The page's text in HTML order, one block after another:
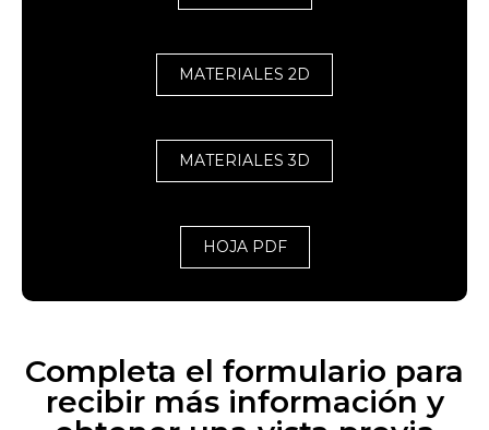
MATERIALES 2D
MATERIALES 3D
HOJA PDF
Completa el formulario para
recibir más información y